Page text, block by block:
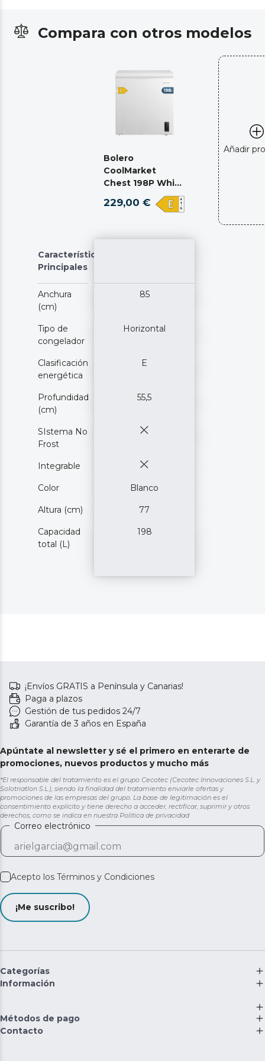
Compara con otros modelos
Bolero
CoolMarket
Chest 198P White
229,00 €
Añadir
Características
Principales
Anchura
(cm)
85
Tipo de
congelador
Horizontal
Clasificación
energética
E
Profundidad
(cm)
55,5
SIstema No
Frost
Integrable
Color Blanco
Altura (cm) 77
Capacidad
total (L)
198
¡Envíos GRATIS a Península y Canarias!
Paga a plazos
Gestión de tus pedidos 24/7
Garantía de 3 años en España
Apúntate al newsletter y sé el primero en enterarte de
promociones, nuevos productos y mucho más
*El responsable del tratamiento es el grupo Cecotec (Cecotec Innovaciones S.L. y
Solotriatlon S.L.), siendo la finalidad del tratamiento enviarle ofertas y
promociones de las empresas del grupo. La base de legitimación es el
consentimiento explícito y tiene derecho a acceder, rectificar, suprimir y otros
derechos, como se indica en nuestra Política de privacidad
Correo electrónico
Acepto los Términos y Condiciones
¡Me suscribo!
Categorías
Información
Métodos de pago
Contacto